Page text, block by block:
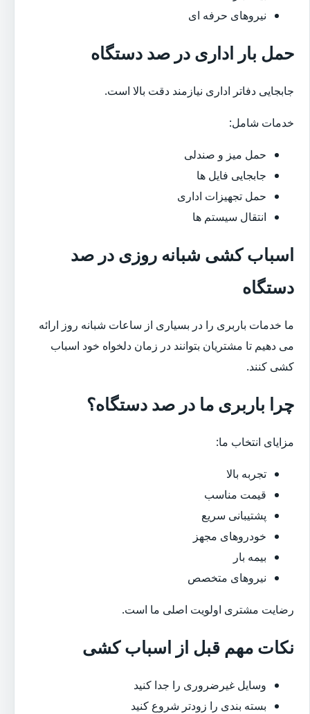
نیروهای حرفه ای
حمل بار اداری در صد دستگاه
جابجایی دفاتر اداری نیازمند دقت بالا است.
خدمات شامل:
حمل میز و صندلی
جابجایی فایل ها
حمل تجهیزات اداری
انتقال سیستم ها
اسباب کشی شبانه روزی در صد
دستگاه
ما خدمات باربری را در بسیاری از ساعات شبانه روز ارائه
می دهیم تا مشتریان بتوانند در زمان دلخواه خود اسباب
کشی کنند.
چرا باربری ما در صد دستگاه؟
مزایای انتخاب ما:
تجربه بالا
قیمت مناسب
پشتیبانی سریع
خودروهای مجهز
بیمه بار
نیروهای متخصص
رضایت مشتری اولویت اصلی ما است.
نکات مهم قبل از اسباب کشی
وسایل غیرضروری را جدا کنید
بسته بندی را زودتر شروع کنید